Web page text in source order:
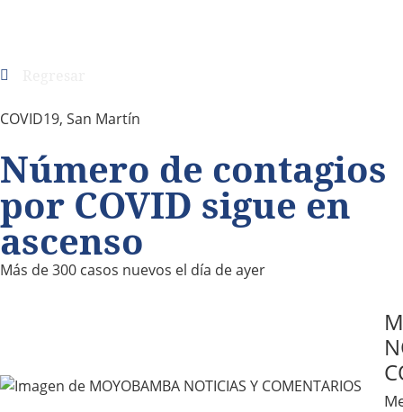
COVID19, San Martín
Número de contagios
por COVID sigue en
ascenso
Más de 300 casos nuevos el día de ayer